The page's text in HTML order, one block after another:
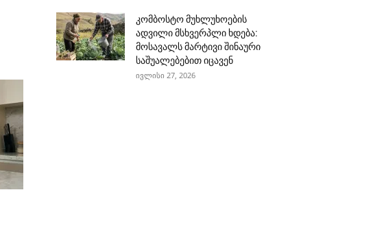
კომბოსტო მუხლუხოების
ადვილი მსხვერპლი ხდება:
მოსავალს მარტივი შინაური
საშუალებებით იცავენ
ივლისი 27, 2026